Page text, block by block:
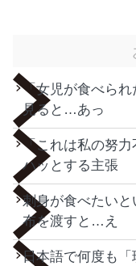
「女児が食べら
見ると…あっ
「これは私の努
ハッとする主張
刺身が食べたい
布を渡すと…え
日本語で何度も